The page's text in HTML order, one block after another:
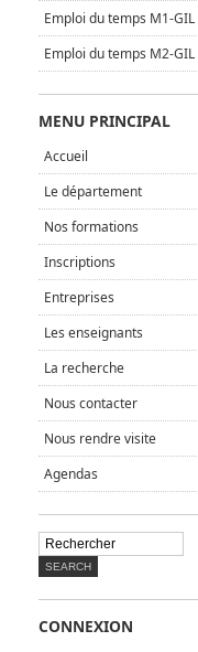
Emploi du temps M1-GIL
Emploi du temps M2-GIL
MENU PRINCIPAL
Accueil
Le département
Nos formations
Inscriptions
Entreprises
Les enseignants
La recherche
Nous contacter
Nous rendre visite
Agendas
CONNEXION